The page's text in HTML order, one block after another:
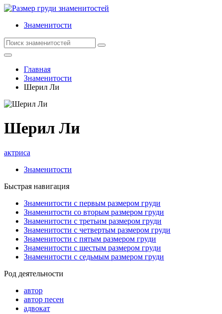
Знаменитости
Главная
Знаменитости
Шерил Ли
Шерил Ли
актриса
Знаменитости
Быстрая навигация
Знаменитости с первым размером груди
Знаменитости со вторым размером груди
Знаменитости с третьим размером груди
Знаменитости с четвертым размером груди
Знаменитости с пятым размером груди
Знаменитости с шестым размером груди
Знаменитости с седьмым размером груди
Род деятельности
автор
автор песен
адвокат